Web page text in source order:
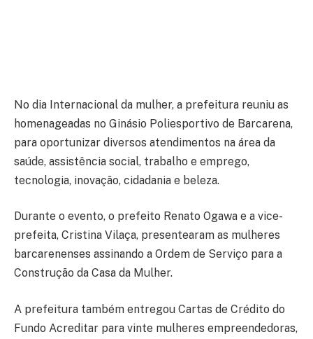
No dia Internacional da mulher, a prefeitura reuniu as
homenageadas no Ginásio Poliesportivo de Barcarena,
para oportunizar diversos atendimentos na área da
saúde, assistência social, trabalho e emprego,
tecnologia, inovação, cidadania e beleza.
Durante o evento, o prefeito Renato Ogawa e a vice-
prefeita, Cristina Vilaça, presentearam as mulheres
barcarenenses assinando a Ordem de Serviço para a
Construção da Casa da Mulher.
A prefeitura também entregou Cartas de Crédito do
Fundo Acreditar para vinte mulheres empreendedoras,